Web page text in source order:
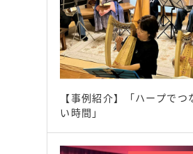
【事例紹介】「ハープでつ
い時間」